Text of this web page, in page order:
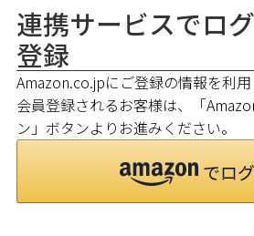
サイズから探す
レーベルから探す
連携サービスでロ
登録
Amazon.co.jpにご登録の情報を利
会員登録されるお客様は、「
ン」ボタンよりお進みください。